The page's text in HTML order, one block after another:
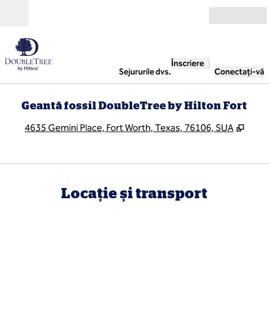
Sejururile dvs.
Înscriere
Conectați-vă
Geantă fossil DoubleTree by Hilton Fort
4635 Gemini Place, Fort Worth, Texas, 76106, SUA ,
Locație și transport